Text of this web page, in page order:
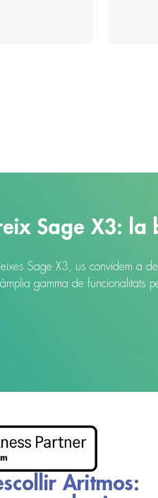
Sage X3:
Sage X3, us convidem a
gamma de funcionalitats
Aritmos: